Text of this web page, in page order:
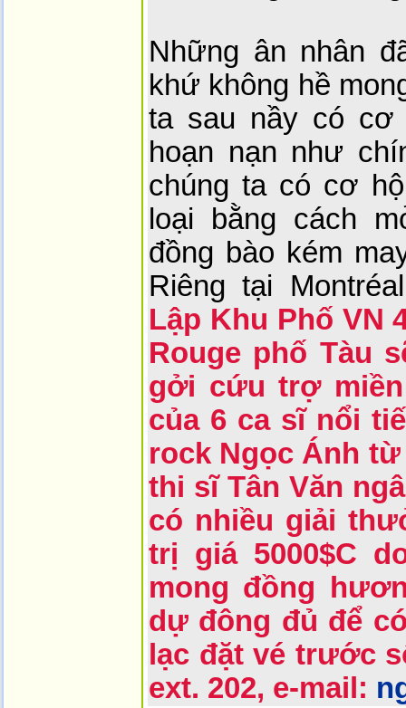
Những ân nhân
khứ không hề
ta sau nầy có cơ
hoạn nạn như
chúng ta có cơ
loại bằng cách
đồng bào kém
Riêng tại
Lập Khu Phố VN
Rouge phố Tàu
gởi cứu trợ
của 6 ca sĩ nổi
rock Ngọc Ánh
thi sĩ Tân Văn
có nhiều giải
trị giá 5000$C
mong đồng
dự đông đủ để
lạc đặt vé trước
ext. 202, e-mail: